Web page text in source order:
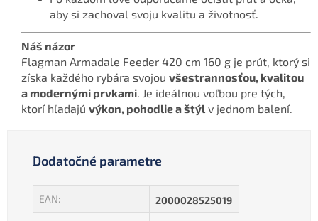
aby si zachoval svoju kvalitu a životnosť.
Náš názor
Flagman Armadale Feeder 420 cm 160 g je prút, ktorý si
získa každého rybára svojou všestrannosťou, kvalitou
a modernými prvkami. Je ideálnou voľbou pre tých,
ktorí hľadajú výkon, pohodlie a štýl v jednom balení.
Dodatočné parametre
EAN: 2000028525019